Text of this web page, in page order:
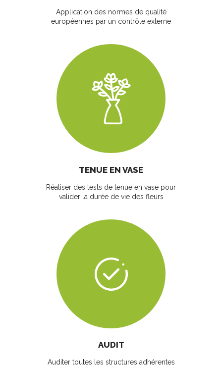
Application des normes de qualité
européennes par un contrôle externe
TENUE EN VASE
Réaliser des tests de tenue en vase pour
valider la durée de vie des fleurs
AUDIT
Auditer toutes les structures adhérentes